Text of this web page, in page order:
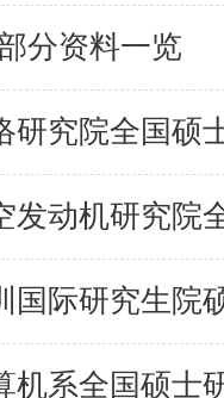
和评价：理
像质量，尤
该书结合实
理解医学成
分资料一览
国际研究生院